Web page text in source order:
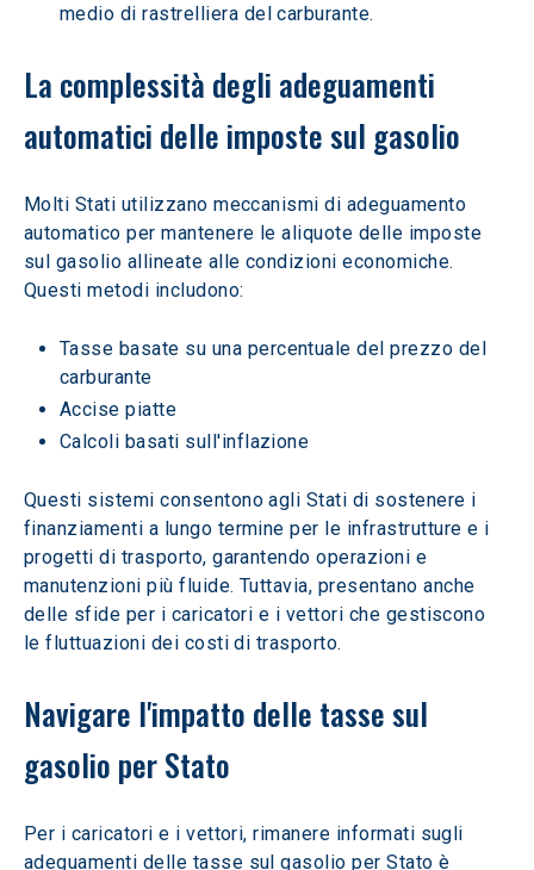
medio di rastrelliera del carburante.
La complessità degli adeguamenti
automatici delle imposte sul gasolio
Molti Stati utilizzano meccanismi di adeguamento
automatico per mantenere le aliquote delle imposte
sul gasolio allineate alle condizioni economiche.
Questi metodi includono:
Tasse basate su una percentuale del prezzo del
carburante
Accise piatte
Calcoli basati sull'inflazione
Questi sistemi consentono agli Stati di sostenere i
finanziamenti a lungo termine per le infrastrutture e i
progetti di trasporto, garantendo operazioni e
manutenzioni più fluide. Tuttavia, presentano anche
delle sfide per i caricatori e i vettori che gestiscono
le fluttuazioni dei costi di trasporto.
Navigare l'impatto delle tasse sul
gasolio per Stato
Per i caricatori e i vettori, rimanere informati sugli
adeguamenti delle tasse sul gasolio per Stato è